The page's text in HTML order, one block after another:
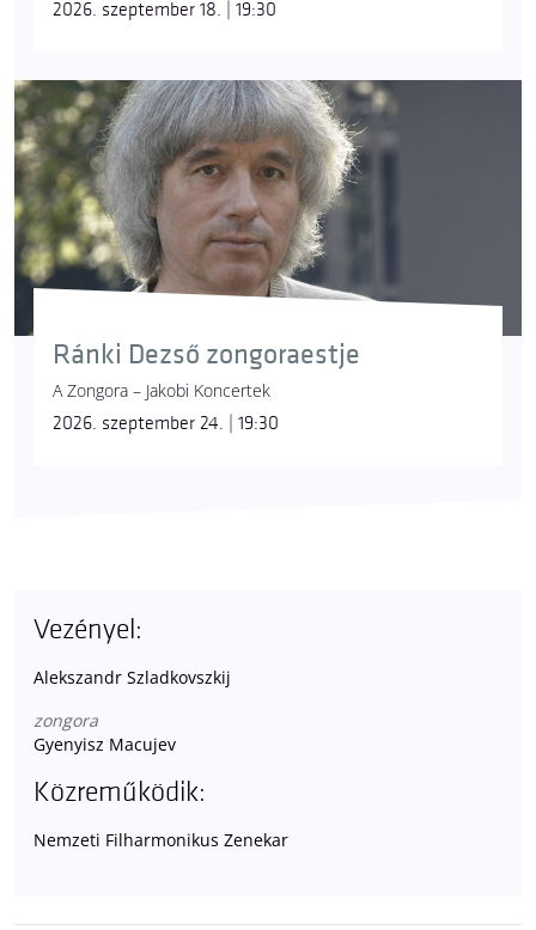
2026. szeptember 18. | 19:30
Ránki Dezső zongoraestje
A Zongora – Jakobi Koncertek
2026. szeptember 24. | 19:30
Vezényel:
Alekszandr Szladkovszkij
zongora
Gyenyisz Macujev
Közreműködik:
Nemzeti Filharmonikus Zenekar